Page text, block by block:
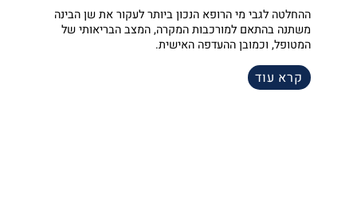
ההחלטה לגבי מי הרופא הנכון ביותר לעקור את שן הבינה
משתנה בהתאם למורכבות המקרה, המצב הבריאותי של
המטופל, וכמובן ההעדפה האישית.
קרא עוד